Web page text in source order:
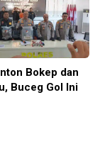
Bokep dan
Buceg Gol Ini